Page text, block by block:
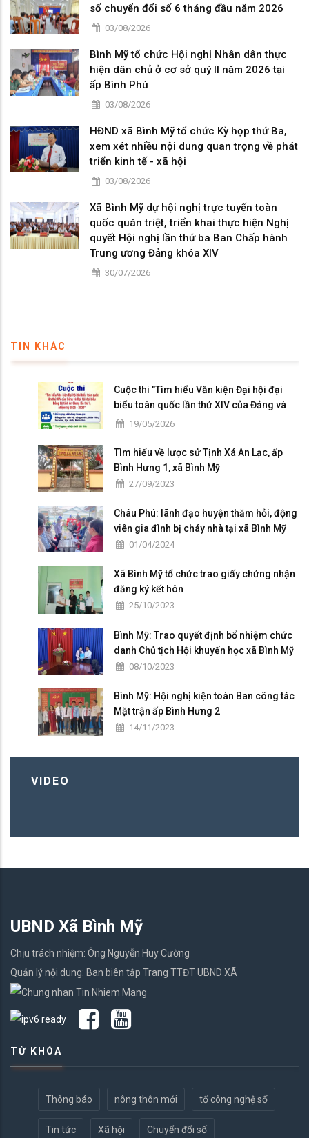
số chuyển đổi số 6 tháng đầu năm 2026
03/08/2026
Bình Mỹ tổ chức Hội nghị Nhân dân thực
hiện dân chủ ở cơ sở quý II năm 2026 tại
ấp Bình Phú
03/08/2026
HĐND xã Bình Mỹ tổ chức Kỳ họp thứ Ba,
xem xét nhiều nội dung quan trọng về phát
triển kinh tế - xã hội
03/08/2026
Xã Bình Mỹ dự hội nghị trực tuyến toàn
quốc quán triệt, triển khai thực hiện Nghị
quyết Hội nghị lần thứ ba Ban Chấp hành
Trung ương Đảng khóa XIV
30/07/2026
TIN KHÁC
Cuộc thi "Tìm hiểu Văn kiện Đại hội đại
biểu toàn quốc lần thứ XIV của Đảng và
Đại hội đại biểu Đảng bộ tỉnh An Giang lần
19/05/2026
Tìm hiểu về lược sử Tịnh Xá An Lạc, ấp
Bình Hưng 1, xã Bình Mỹ
27/09/2023
Châu Phú: lãnh đạo huyện thăm hỏi, động
viên gia đình bị cháy nhà tại xã Bình Mỹ
01/04/2024
Xã Bình Mỹ tổ chức trao giấy chứng nhận
đăng ký kết hôn
25/10/2023
Bình Mỹ: Trao quyết định bổ nhiệm chức
danh Chủ tịch Hội khuyến học xã Bình Mỹ
08/10/2023
Bình Mỹ: Hội nghị kiện toàn Ban công tác
Mặt trận ấp Bình Hưng 2
14/11/2023
VIDEO
UBND Xã Bình Mỹ
Chịu trách nhiệm: Ông Nguyễn Huy Cường
Quản lý nội dung: Ban biên tập Trang TTĐT UBND XÃ
TỪ KHÓA
Thông báo nông thôn mới tổ công nghệ số
Tin tức Xã hội Chuyển đổi số